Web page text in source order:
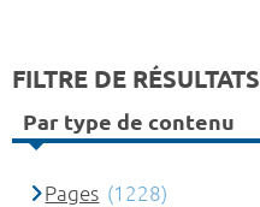
FILTRE DE RÉSULTATS
Par type de contenu
Pages (1228)